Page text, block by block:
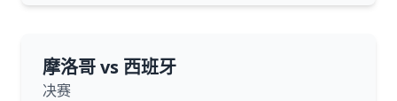
摩洛哥 vs 西班牙
决赛